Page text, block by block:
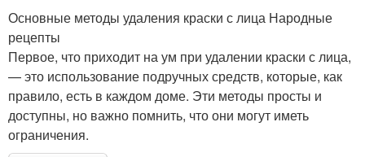
Основные методы удаления краски с лица Народные
рецепты
Первое, что приходит на ум при удалении краски с лица,
— это использование подручных средств, которые, как
правило, есть в каждом доме. Эти методы просты и
доступны, но важно помнить, что они могут иметь
ограничения.